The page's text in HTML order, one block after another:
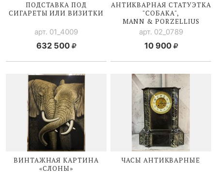
ПОДСТАВКА ПОД
СИГАРЕТЫ ИЛИ ВИЗИТКИ
арт. 01_4009
632 500
АНТИКВАРНАЯ СТАТУЭТКА
"СОБАКА",
MANN & PORZELLIUS
арт. 02_0789
10 900
ВИНТАЖНАЯ КАРТИНА
«СЛОНЫ»
ЧАСЫ АНТИКВАРНЫЕ